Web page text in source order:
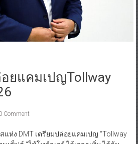
ยแคมเปญTollway
Comment
ห่ง DMT เตรียมปล่อยแคมเปญ “Tollway